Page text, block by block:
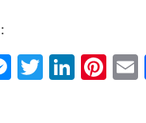
Messenger
Twitter